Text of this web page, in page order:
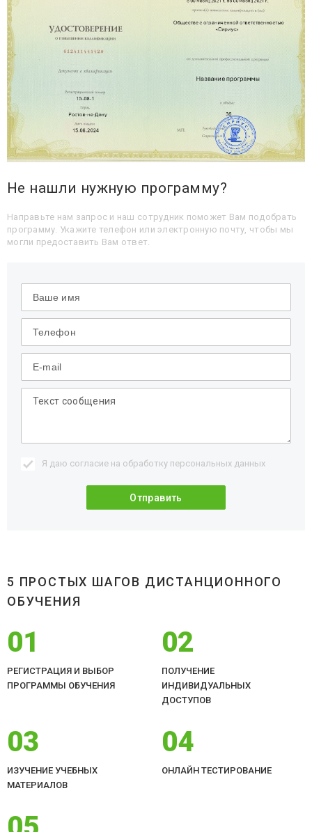
Не нашли нужную программу?
Направьте нам запрос и наш сотрудник поможет Вам подобрать
программу. Укажите телефон или электронную почту, чтобы мы
могли предоставить Вам ответ.
Я даю согласие на обработку персональных данных
5 ПРОСТЫХ ШАГОВ ДИСТАНЦИОННОГО
ОБУЧЕНИЯ
01
РЕГИСТРАЦИЯ И ВЫБОР
ПРОГРАММЫ ОБУЧЕНИЯ
02
ПОЛУЧЕНИЕ
ИНДИВИДУАЛЬНЫХ
ДОСТУПОВ
03
ИЗУЧЕНИЕ УЧЕБНЫХ
МАТЕРИАЛОВ
04
ОНЛАЙН ТЕСТИРОВАНИЕ